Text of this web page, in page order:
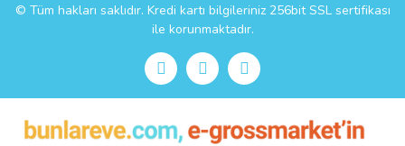
© Tüm hakları saklıdır. Kredi kartı bilgileriniz 256bit SSL sertifikası
ile korunmaktadır.